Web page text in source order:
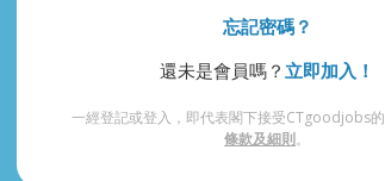
忘記密碼？
還未是會員嗎？ 立即加入！
一經登記或登入，即代表閣下接受CTgoodjobs的
條款及細則。